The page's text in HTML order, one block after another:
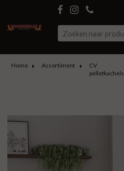
Home Assortiment
CV
pelletkachels